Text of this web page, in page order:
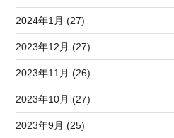
2024年1月 (27)
2023年12月 (27)
2023年11月 (26)
2023年10月 (27)
2023年9月 (25)